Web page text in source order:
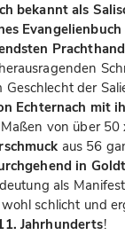
bekannt als
Geschlecht der
Echternach mit
von über
aus 56
in
als
schlicht und
Jahrhunderts!